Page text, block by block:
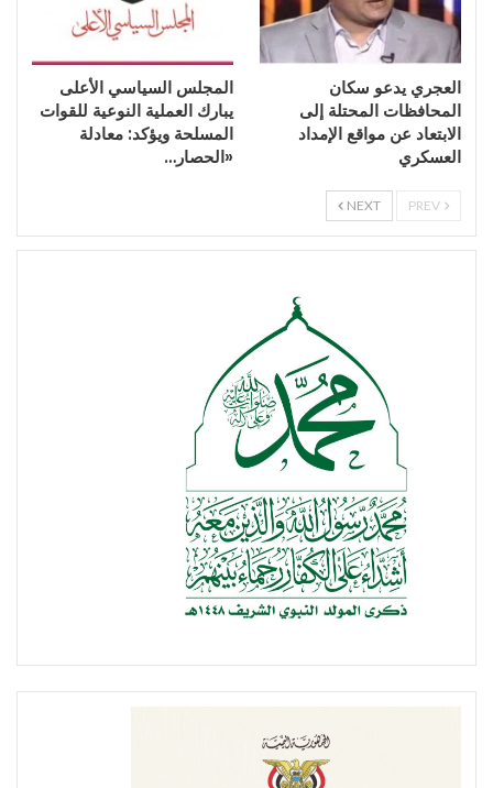
العجري يدعو سكان
المحافظات المحتلة إلى
الابتعاد عن مواقع الإمداد
العسكري
المجلس السياسي الأعلى
يبارك العملية النوعية للقوات
المسلحة ويؤكد: معادلة
«الحصار…
NEXT